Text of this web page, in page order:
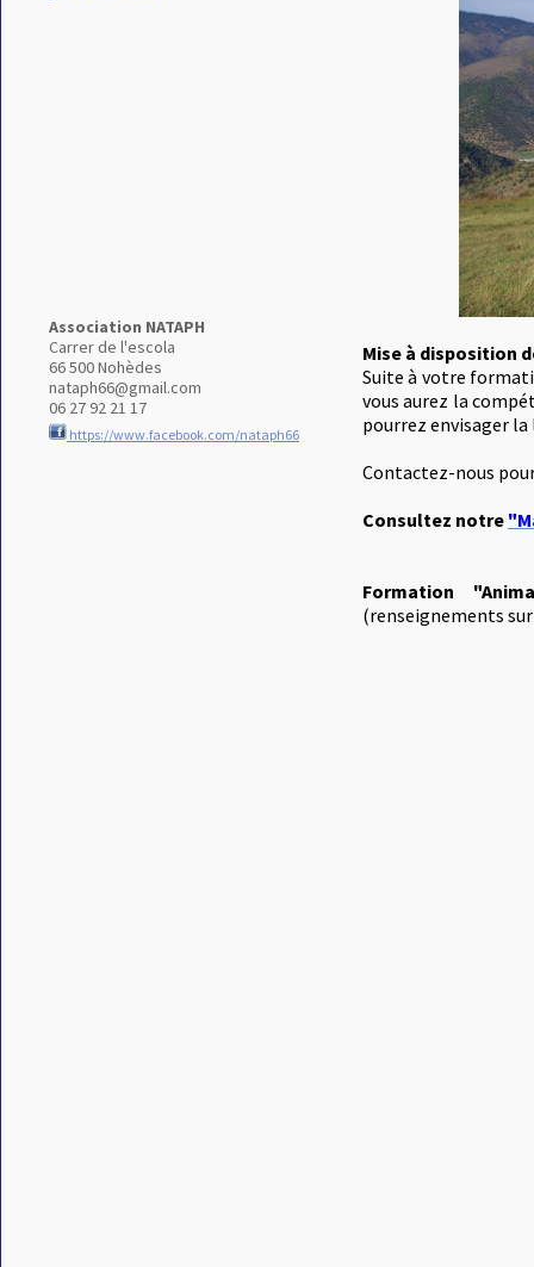
Association NATAPH
Carrer de l'escola
66 500 Nohèdes
nataph66@gmail.com
06 27 92 21 17
https://www.facebook.com/nataph66
Mise à disposition
Suite à votre
vous aurez la
pourrez envisager
Contactez-nous
Consultez notre
Formation
(renseignements